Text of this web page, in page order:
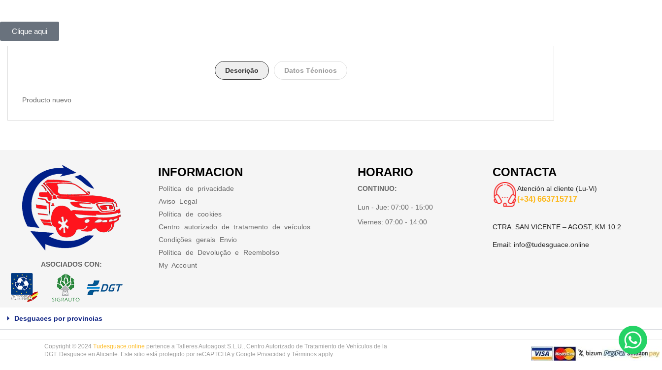
Clique aqui
Descrição Datos Técnicos
Producto nuevo
ASOCIADOS CON:
INFORMACION
Política de privacidade
Aviso Legal
Política de cookies
Centro autorizado de tratamento de veículos
Condições gerais Envio
Política de Devolução e Reembolso
My Account
HORARIO
CONTINUO:
Lun - Jue:07:00 - 15:00
Viernes:07:00 - 14:00
CONTACTA
Atención al cliente (Lu-Vi)
(+34) 663715717
CTRA. SAN VICENTE – AGOST, KM 10.2
Email: info@tudesguace.online
Desguaces por provincias
Copyright © 2024 Tudesguace.online pertence a Talleres Autoagost S.L.U., Centro Autorizado de Tratamiento de Vehículos de la
DGT. Desguace en Alicante. Este sitio está protegido por reCAPTCHA y Google Privacidad y Términos apply.